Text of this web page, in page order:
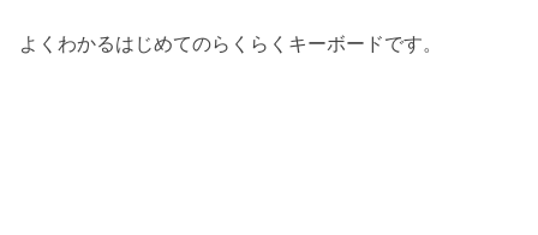
よくわかるはじめてのらくらくキーボードです。